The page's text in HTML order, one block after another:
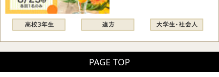
PAGE TOP